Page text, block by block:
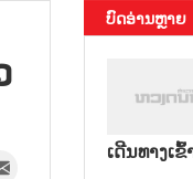
ບົດອ່ານຫຼາຍ
ເດີນທາງເ